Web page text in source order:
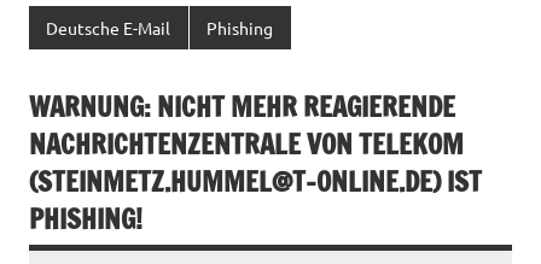
Deutsche E-Mail Phishing
WARNUNG: NICHT MEHR REAGIERENDE
NACHRICHTENZENTRALE VON TELEKOM
(STEINMETZ.HUMMEL@T-ONLINE.DE) IST
PHISHING!